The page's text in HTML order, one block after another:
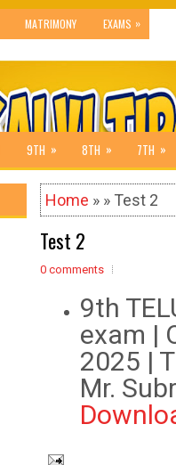
MATRIMONY EXAMS »
9TH » 8TH » 7TH »
Home » » Test 2
Test 2
0 comments
9th
exam |
2025 |
Mr.